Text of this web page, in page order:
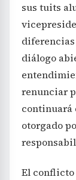
sus tuits
diálogo
renunciar
continuará
otorgado
El conflicto